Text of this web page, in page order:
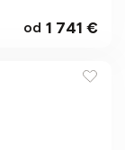
1 741 €
od